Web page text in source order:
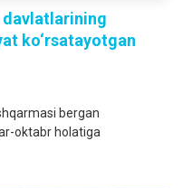
davlatlarining
ko‘rsatayotgan
bergan
oktabr holatiga